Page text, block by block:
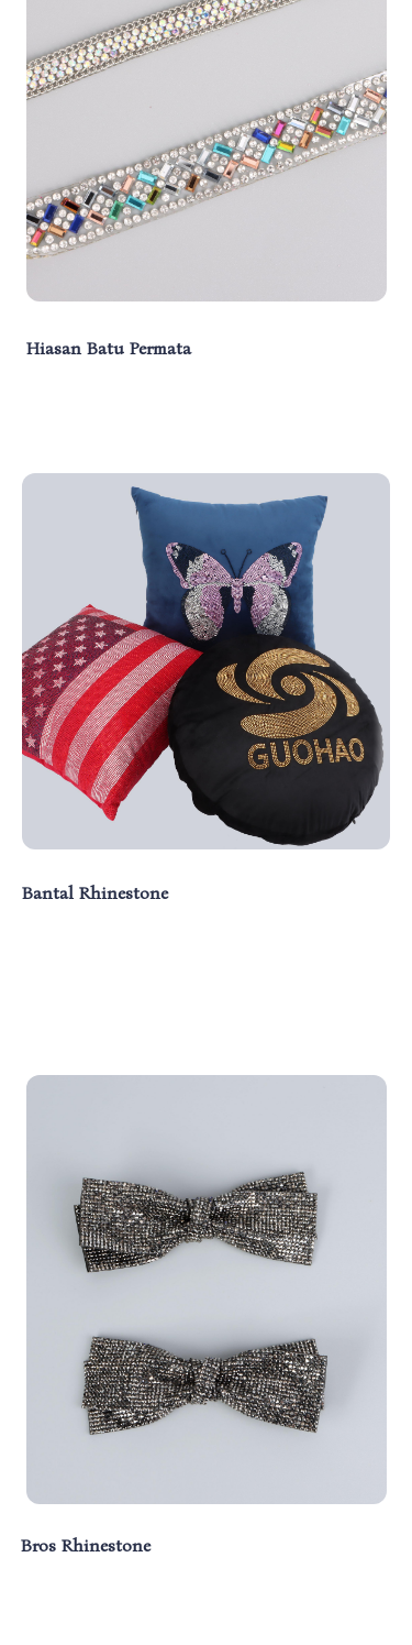
Hiasan Batu Permata
Bantal Rhinestone
Bros Rhinestone